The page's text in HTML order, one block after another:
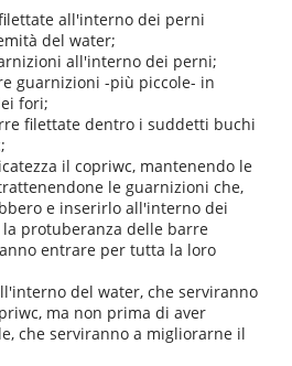
all'interno dei perni
del water;
all'interno dei perni;
guarnizioni -più piccole- in
fori;
filettate dentro i suddetti buchi
il copriwc, mantenendo le
le guarnizioni che,
e inserirlo all'interno dei
protuberanza delle barre
entrare per tutta la loro
del water, che serviranno
ma non prima di aver
che serviranno a migliorarne il